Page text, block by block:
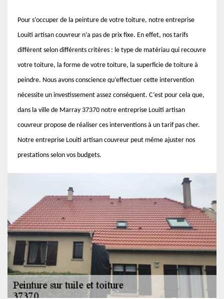
Pour s’occuper de la peinture de votre toiture, notre entreprise
Louiti artisan couvreur n’a pas de prix fixe. En effet, nos tarifs
diffèrent selon différents critères : le type de matériau qui recouvre
votre toiture, la forme de votre toiture, la superficie de toiture à
peindre. Nous avons conscience qu’effectuer cette intervention
nécessite un investissement assez conséquent. C’est pour cela que,
dans la ville de Marray 37370 notre entreprise Louiti artisan
couvreur propose de réaliser ces interventions à un tarif pas cher.
Notre entreprise Louiti artisan couvreur peut même ajuster nos
prestations selon vos budgets.